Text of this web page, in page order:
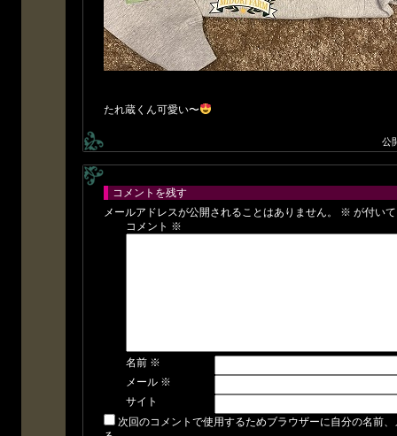
たれ蔵くん可愛い〜
公
コメントを残す
メールアドレスが公開されることはありません。
※ が付い
コメント ※
名前 ※
メール ※
サイト
次回のコメントで使用するためブラウザーに自分の名前